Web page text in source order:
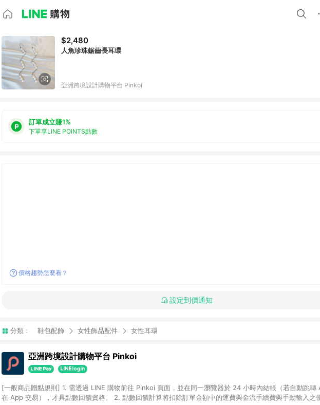
$2,480
人魚珍珠鋸齒長耳環
亞洲跨境設計購物平台 Pinkoi
訂單成立賺1%
下單享LINE POINTS點數
價格趨勢怎麼看？
設定到價通知
分類： 鞋包配飾 女性飾品配件 女性耳環
亞洲跨境設計購物平台 Pinkoi
[一般商品贈點規則] 1. 需透過 LINE 購物前往 Pinkoi 頁面，並在同一瀏覽器於 24 小時內結帳（若自動跳轉
在 App 交易），才具點數回饋資格。 2. 點數回饋計算將扣除訂單金額中的運費與金流手續費與手動輸入之